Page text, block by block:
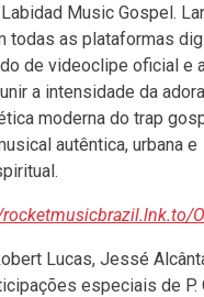
Music Gospel.
todas as plataformas
de videoclipe oficial e
a intensidade da
moderna do trap
autêntica, urbana e
Lucas, Jessé
especiais de P.